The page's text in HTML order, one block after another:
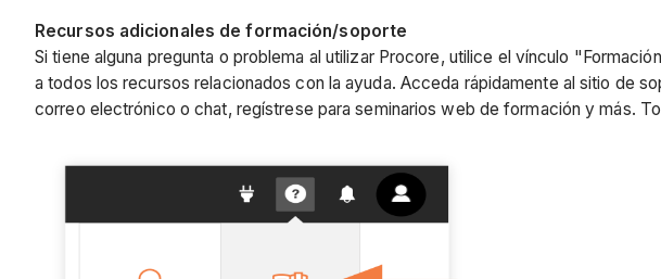
Recursos adicionales de formación/soporte
Si tiene alguna pregunta o problema al utilizar Procore, utilice el vínculo
a todos los recursos relacionados con la ayuda. Acceda rápidamente al sitio de
correo electrónico o chat, regístrese para seminarios web de formación y más.